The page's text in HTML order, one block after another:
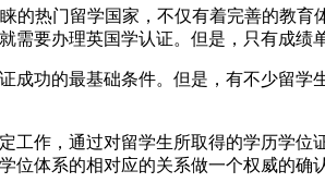
的热门留学国家，不仅有着完善的教
要办理英国学认证。但是，只有成绩
成功的最基础条件。但是，有不少留
工作，通过对留学生所取得的学历学
体系的相对应的关系做一个权威的确